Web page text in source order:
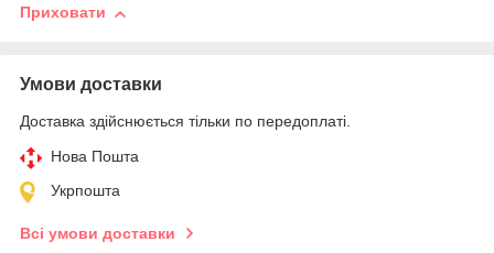
Приховати
Умови доставки
Доставка здійснюється тільки по передоплаті.
Нова Пошта
Укрпошта
Всі умови доставки